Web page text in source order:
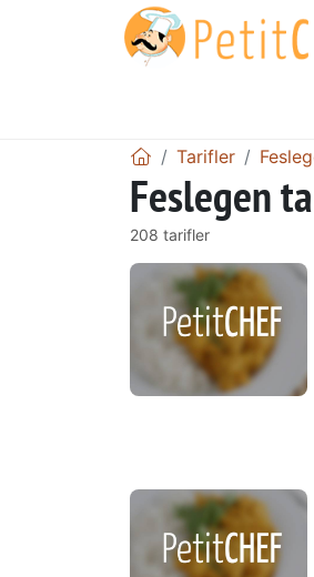
Tarifler
Feslegen
208 tarifler